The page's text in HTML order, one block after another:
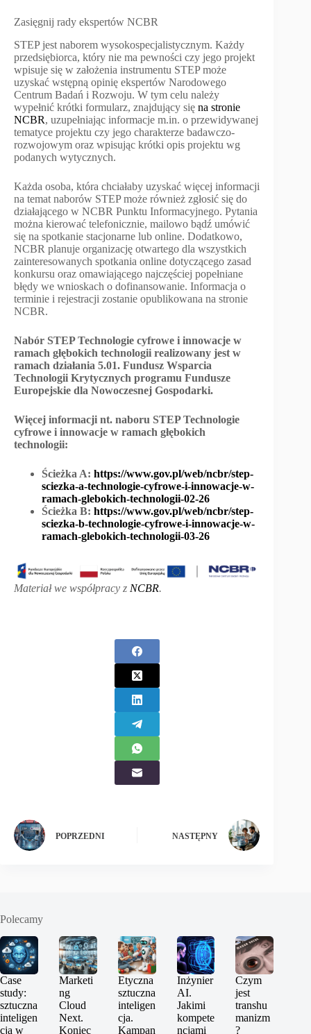
Zasięgnij rady ekspertów NCBR
STEP jest naborem wysokospecjalistycznym. Każdy
przedsiębiorca, który nie ma pewności czy jego projekt
wpisuje się w założenia instrumentu STEP może
uzyskać wstępną opinię ekspertów Narodowego
Centrum Badań i Rozwoju. W tym celu należy
wypełnić krótki formularz, znajdujący się na stronie
NCBR, uzupełniając informacje m.in. o przewidywanej
tematyce projektu czy jego charakterze badawczo-
rozwojowym oraz wpisując krótki opis projektu wg
podanych wytycznych.
Każda osoba, która chciałaby uzyskać więcej informacji
na temat naborów STEP może również zgłosić się do
działającego w NCBR Punktu Informacyjnego. Pytania
można kierować telefonicznie, mailowo bądź umówić
się na spotkanie stacjonarne lub online. Dodatkowo,
NCBR planuje organizację otwartego dla wszystkich
zainteresowanych spotkania online dotyczącego zasad
konkursu oraz omawiającego najczęściej popełniane
błędy we wnioskach o dofinansowanie. Informacja o
terminie i rejestracji zostanie opublikowana na stronie
NCBR.
Nabór STEP Technologie cyfrowe i innowacje w
ramach głębokich technologii realizowany jest w
ramach działania 5.01. Fundusz Wsparcia
Technologii Krytycznych programu Fundusze
Europejskie dla Nowoczesnej Gospodarki.
Więcej informacji nt. naboru STEP Technologie
cyfrowe i innowacje w ramach głębokich
technologii:
Ścieżka A: https://www.gov.pl/web/ncbr/step-
sciezka-a-technologie-cyfrowe-i-innowacje-w-
ramach-glebokich-technologii-02-26
Ścieżka B: https://www.gov.pl/web/ncbr/step-
sciezka-b-technologie-cyfrowe-i-innowacje-w-
ramach-glebokich-technologii-03-26
Materiał we współpracy z NCBR.
POPRZEDNI NASTĘPNY
Polecamy
Case
study:
sztuczna
inteligen
cja w
Marketi
ng
Cloud
Next.
Koniec
Etyczna
sztuczna
inteligen
cja.
Kampan
Inżynier
AI.
Jakimi
kompete
ncjami
Czym
jest
transhu
manizm
?